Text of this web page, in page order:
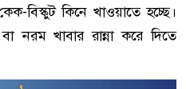
বিস্কুট কিনে খাওয়াতে হচ্ছে।
নরম খাবার রান্না করে দিতে